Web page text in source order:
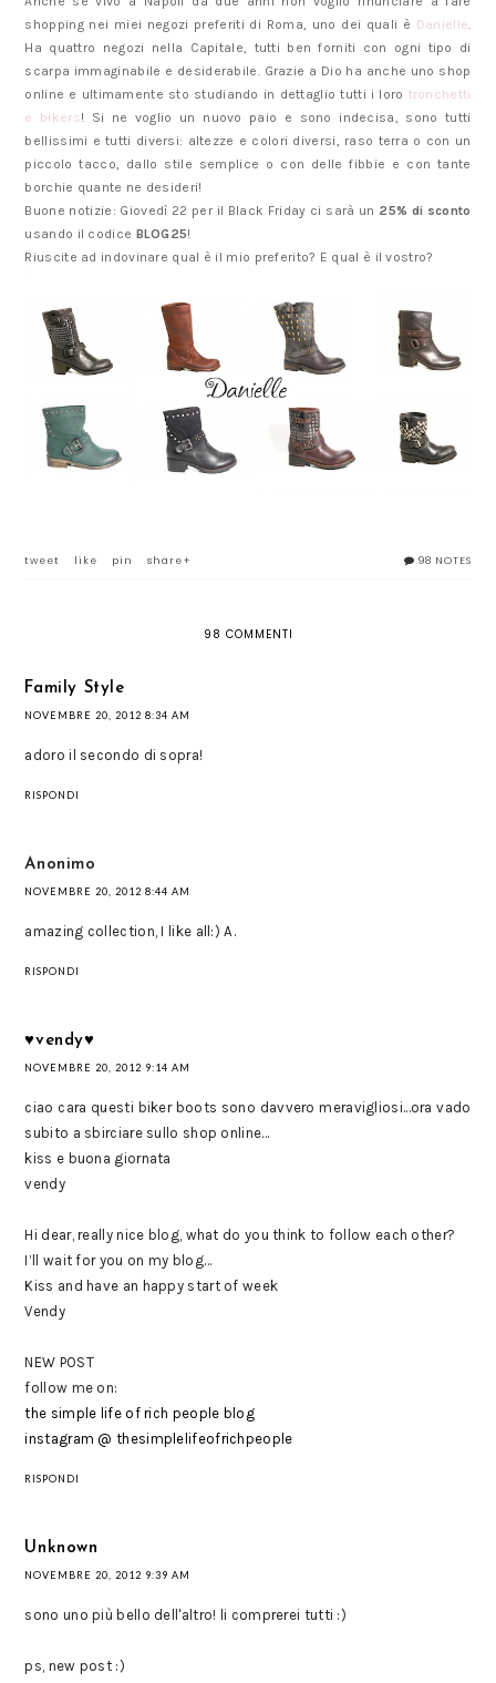
shopping nei miei negozi preferiti di Roma, uno dei quali è Danielle
Ha quattro negozi nella Capitale, tutti ben forniti con ogni tipo di
scarpa immaginabile e desiderabile. Grazie a Dio ha anche uno shop
online e ultimamente sto studiando in dettaglio tutti i loro tronchetti
e bikers! Si ne voglio un nuovo paio e sono indecisa, sono tutti
bellissimi e tutti diversi: altezze e colori diversi, raso terra o con un
piccolo tacco, dallo stile semplice o con delle fibbie e con tante
borchie quante ne desideri!
Buone notizie: Giovedì 22 per il Black Friday ci sarà un 25% di sconto
usando il codice BLOG25!
Riuscite ad indovinare qual è il mio preferito? E qual è il vostro?
98 NOTES
tweet like pin share+
98 COMMENTI
Family Style
NOVEMBRE 20, 2012 8:34 AM
adoro il secondo di sopra!
RISPONDI
Anonimo
NOVEMBRE 20, 2012 8:44 AM
amazing collection, I like all:) A.
RISPONDI
♥vendy♥
NOVEMBRE 20, 2012 9:14 AM
ciao cara questi biker boots sono davvero meravigliosi...ora vado
subito a sbirciare sullo shop online...
kiss e buona giornata
vendy
Hi dear, really nice blog, what do you think to follow each other?
I’ll wait for you on my blog…
Kiss and have an happy start of week
Vendy
NEW POST
follow me on:
the simple life of rich people blog
instagram @ thesimplelifeofrichpeople
RISPONDI
Unknown
NOVEMBRE 20, 2012 9:39 AM
sono uno più bello dell'altro! li comprerei tutti :)
ps, new post :)